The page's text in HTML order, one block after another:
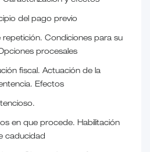
del pago previo
Condiciones para su
procesales
fiscal. Actuación de la
Efectos
en que procede. Habilitación
caducidad